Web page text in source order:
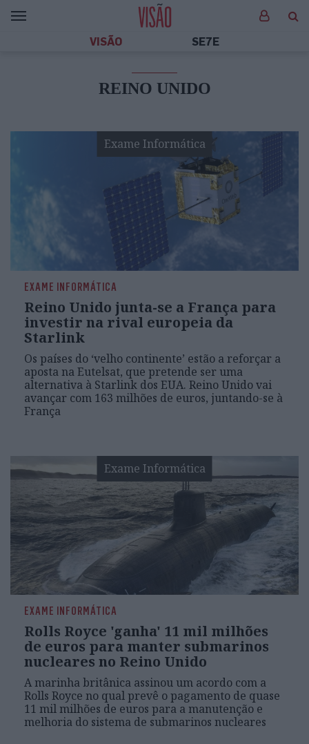
VISÃO SE7E
REINO UNIDO
Exame Informática
EXAME INFORMÁTICA
Reino Unido junta-se a França para
investir na rival europeia da
Starlink
Os países do ‘velho continente’ estão a reforçar a
aposta na Eutelsat, que pretende ser uma
alternativa à Starlink dos EUA. Reino Unido vai
avançar com 163 milhões de euros, juntando-se à
França
Exame Informática
EXAME INFORMÁTICA
Rolls Royce 'ganha' 11 mil milhões
de euros para manter submarinos
nucleares no Reino Unido
A marinha britânica assinou um acordo com a
Rolls Royce no qual prevê o pagamento de quase
11 mil milhões de euros para a manutenção e
melhoria do sistema de submarinos nucleares